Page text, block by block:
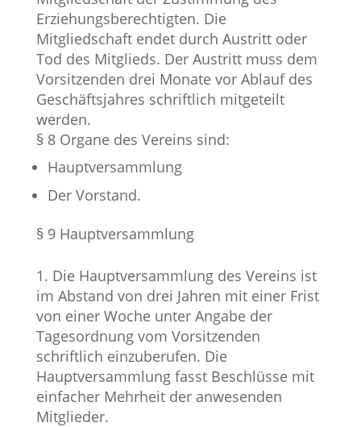
Erziehungsberechtigten. Die
Mitgliedschaft endet durch Austritt oder
Tod des Mitglieds. Der Austritt muss dem
Vorsitzenden drei Monate vor Ablauf des
Geschäftsjahres schriftlich mitgeteilt
werden.
§ 8 Organe des Vereins sind:
Hauptversammlung
Der Vorstand.
§ 9 Hauptversammlung
Die Hauptversammlung des Vereins ist
im Abstand von drei Jahren mit einer Frist
von einer Woche unter Angabe der
Tagesordnung vom Vorsitzenden
schriftlich einzuberufen. Die
Hauptversammlung fasst Beschlüsse mit
einfacher Mehrheit der anwesenden
Mitglieder.